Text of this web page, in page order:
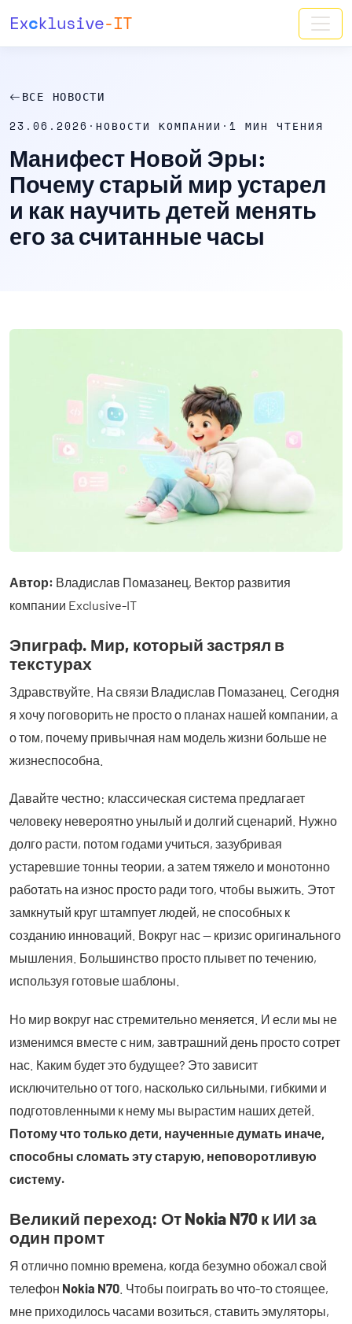
Excklusive-IT
ВСЕ НОВОСТИ
23.06.2026 · НОВОСТИ КОМПАНИИ · 1 МИН ЧТЕНИЯ
Манифест Новой Эры:
Почему старый мир устарел
и как научить детей менять
его за считанные часы
Автор: Владислав Помазанец, Вектор развития
компании Exclusive-IT
Эпиграф. Мир, который застрял в
текстурах
Здравствуйте. На связи Владислав Помазанец. Сегодня
я хочу поговорить не просто о планах нашей компании, а
о том, почему привычная нам модель жизни больше не
жизнеспособна.
Давайте честно: классическая система предлагает
человеку невероятно унылый и долгий сценарий. Нужно
долго расти, потом годами учиться, зазубривая
устаревшие тонны теории, а затем тяжело и монотонно
работать на износ просто ради того, чтобы выжить. Этот
замкнутый круг штампует людей, не способных к
созданию инноваций. Вокруг нас — кризис оригинального
мышления. Большинство просто плывет по течению,
используя готовые шаблоны.
Но мир вокруг нас стремительно меняется. И если мы не
изменимся вместе с ним, завтрашний день просто сотрет
нас. Каким будет это будущее? Это зависит
исключительно от того, насколько сильными, гибкими и
подготовленными к нему мы вырастим наших детей.
Потому что только дети, наученные думать иначе,
способны сломать эту старую, неповоротливую
систему.
Великий переход: От Nokia N70 к ИИ за
один промт
Я отлично помню времена, когда безумно обожал свой
телефон Nokia N70 . Чтобы поиграть во что-то стоящее,
мне приходилось часами возиться, ставить эмуляторы,